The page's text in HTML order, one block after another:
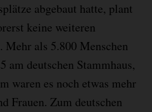
abgebaut hatte, plant
keine weiteren
Mehr als 5.800 Menschen
am deutschen Stammhaus,
waren es noch etwas mehr
Frauen. Zum deutschen